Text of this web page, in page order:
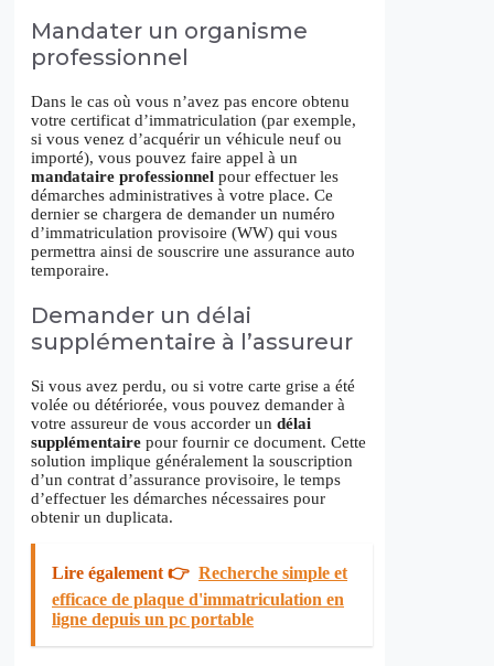
Mandater un organisme
professionnel
Dans le cas où vous n’avez pas encore obtenu
votre certificat d’immatriculation (par exemple,
si vous venez d’acquérir un véhicule neuf ou
importé), vous pouvez faire appel à un
mandataire professionnel pour effectuer les
démarches administratives à votre place. Ce
dernier se chargera de demander un numéro
d’immatriculation provisoire (WW) qui vous
permettra ainsi de souscrire une assurance auto
temporaire.
Demander un délai
supplémentaire à l’assureur
Si vous avez perdu, ou si votre carte grise a été
volée ou détériorée, vous pouvez demander à
votre assureur de vous accorder un délai
supplémentaire pour fournir ce document. Cette
solution implique généralement la souscription
d’un contrat d’assurance provisoire, le temps
d’effectuer les démarches nécessaires pour
obtenir un duplicata.
Lire également 👉 Recherche simple et
efficace de plaque d'immatriculation en
ligne depuis un pc portable